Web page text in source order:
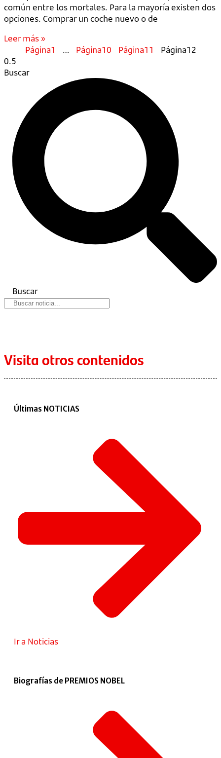
común entre los mortales. Para la mayoría existen dos
opciones. Comprar un coche nuevo o de
Leer más »
Página1 … Página10 Página11 Página12
Buscar
Buscar
Visita otros contenidos
Últimas NOTICIAS
Ir a Noticias
Biografías de PREMIOS NOBEL